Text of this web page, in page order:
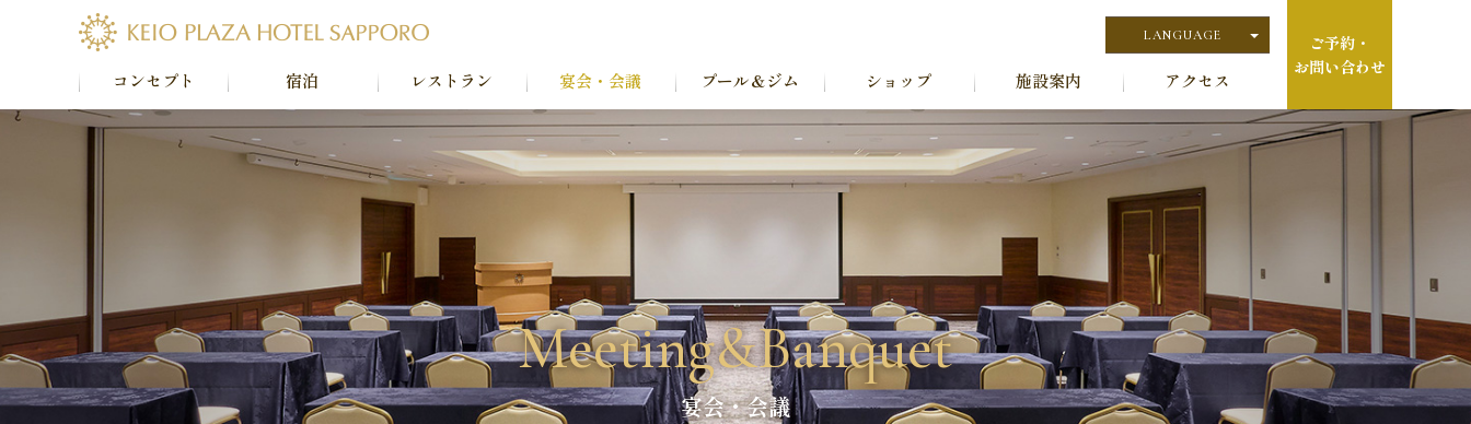
コンセプト 宿泊 レストラン 宴会・会議 プール＆ジム ショップ 施設案内 アクセス
LANGUAGE
English
ご予約・
お問い合わせ
Meeting&Banquet
宴会・会議